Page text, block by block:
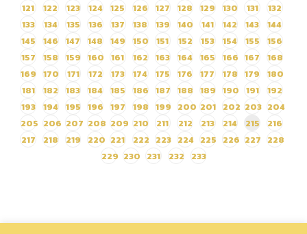
121
122 123 124 125 126 127 128 129 130 131
132
133
134 135 136 137 138 139 140 141 142 143
144
145
146 147 148 149 150 151 152 153 154 155
156
157
158 159 160 161 162 163 164 165 166 167
168
169 170 171 172 173 174 175 176 177 178 179
180
181
182 183 184 185 186 187 188 189 190 191
192
193 194 195 196 197 198 199 200 201 202 203 204
205 206 207 208 209 210 211 212 213 214 215
216
217
218 219 220 221 222 223 224 225 226 227 228
229 230 231 232 233